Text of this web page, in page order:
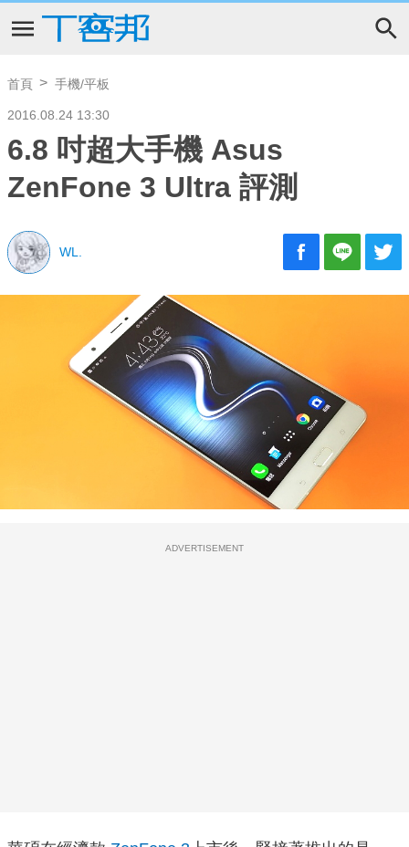
首頁 手機/平板
2016.08.24 13:30
6.8 吋超大手機 Asus
ZenFone 3 Ultra 評測
WL.
ADVERTISEMENT